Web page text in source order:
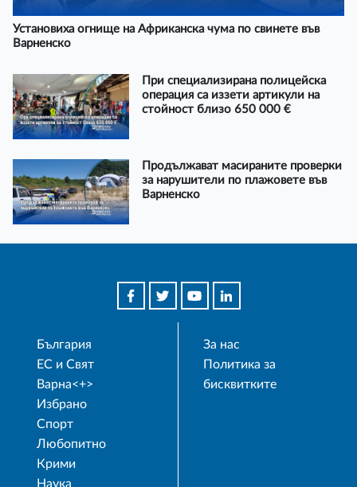
Установиха огнище на Африканска чума по свинете във
Варненско
При специализирана полицейска
операция са иззети артикули на
стойност близо 650 000 €
Продължават масираните проверки
за нарушители по плажовете във
Варненско
България
ЕС и Свят
Варна<+>
Избрано
Спорт
Любопитно
Крими
Наука
За нас
Политика за
бисквитките